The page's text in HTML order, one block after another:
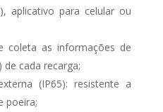
aplicativo para celular ou
coleta as informações de
cada recarga;
(IP65): resistente a
poeira;